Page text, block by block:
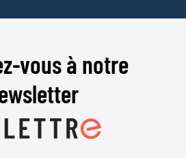
vous à notre